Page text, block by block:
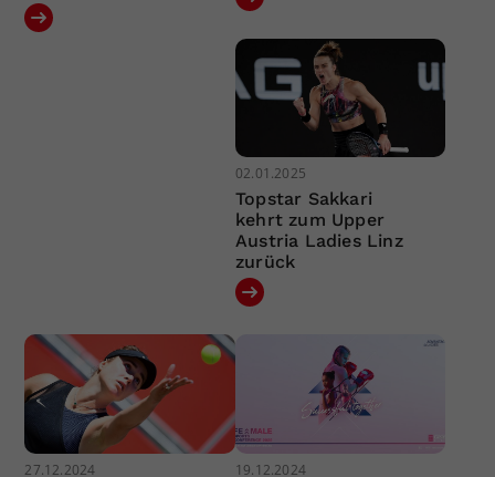
02.01.2025
Topstar Sakkari
kehrt zum Upper
Austria Ladies Linz
zurück
27.12.2024 19.12.2024